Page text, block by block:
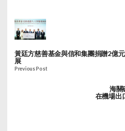
黃廷方慈善基金與信和集團捐贈2億
展
Previous Post
海關
在機場出